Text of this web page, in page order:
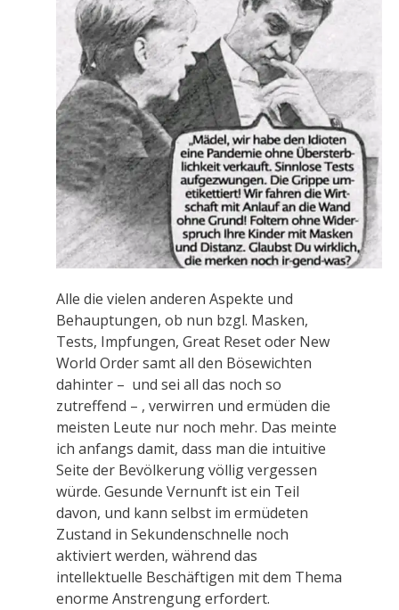
Alle die vielen anderen Aspekte und
Behauptungen, ob nun bzgl. Masken,
Tests, Impfungen, Great Reset oder New
World Order samt all den Bösewichten
dahinter – und sei all das noch so
zutreffend – , verwirren und ermüden die
meisten Leute nur noch mehr. Das meinte
ich anfangs damit, dass man die intuitive
Seite der Bevölkerung völlig vergessen
würde. Gesunde Vernunft ist ein Teil
davon, und kann selbst im ermüdeten
Zustand in Sekundenschnelle noch
aktiviert werden, während das
intellektuelle Beschäftigen mit dem Thema
enorme Anstrengung erfordert.